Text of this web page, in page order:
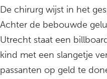
De chirurg wijst in het
Achter de bebouwde
Utrecht staat een
kind met een slangetje
passanten op geld te